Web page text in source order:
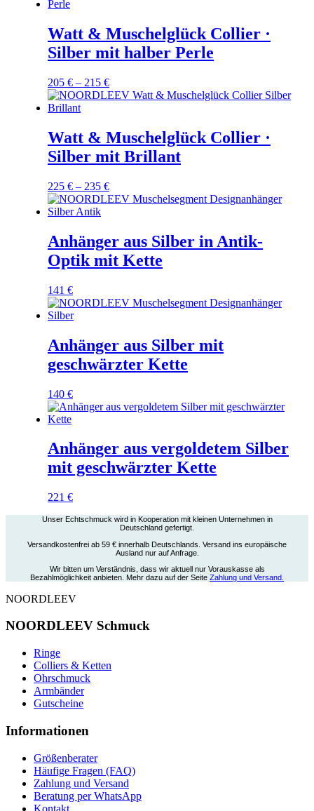
Watt & Muschelglück Collier ·
Silber mit halber Perle
205 € – 215 €
Watt & Muschelglück Collier ·
Silber mit Brillant
225 € – 235 €
Anhänger aus Silber in Antik-
Optik mit Kette
141 €
Anhänger aus Silber mit
geschwärzter Kette
140 €
Anhänger aus vergoldetem Silber
mit geschwärzter Kette
221 €
Unser Echtschmuck wird in Kooperation mit kleinen Unternehmen in
Deutschland gefertigt.
Versandkostenfrei ab 59 € innerhalb Deutschlands. Versand ins europäische
Ausland nur auf Anfrage.
Wir bitten um Verständnis, dass wir aktuell nur Vorauskasse als
Bezahlmöglichkeit anbieten. Mehr dazu auf der Seite Zahlung und Versand.
NOORDLEEV
NOORDLEEV Schmuck
Ringe
Colliers & Ketten
Ohrschmuck
Armbänder
Gutscheine
Informationen
Größenberater
Häufige Fragen (FAQ)
Zahlung und Versand
Beratung per WhatsApp
Kontakt